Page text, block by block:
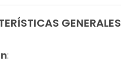
GENERALES
: